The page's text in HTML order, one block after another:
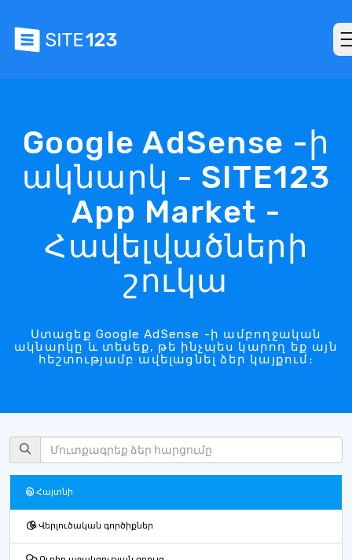
Google AdSense -ի
ակնարկ - SITE123
App Market -
Հավելվածների
շուկա
Ստացեք Google AdSense -ի ամբողջական
ակնարկը և տեսեք, թե ինչպես կարող եք այն
հեշտությամբ ավելացնել ձեր կայքում։
Հայտնի
Վերլուծական գործիքներ